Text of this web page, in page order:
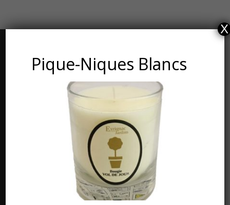
Les Jardins du Manoir d’Eyrignac
24590 Salignac-Eyvigues
Dordogne – Périgord
Téléphone : 05.53.28.99.71
Email : contact@eyrignac.com
ESPACE PRESSE
Pique-Niques Blancs
X